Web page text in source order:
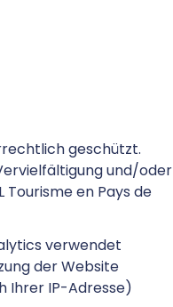
geschützt.
und/oder
en Pays de
verwendet
der Website
Ihrer IP-Adresse)